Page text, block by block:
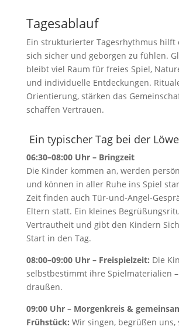
Tagesablauf
Ein strukturierter Tagesrhythmus hilft
sich sicher und geborgen zu fühlen.
bleibt viel Raum für freies Spiel,
und individuelle Entdeckungen.
Orientierung, stärken das
schaffen Vertrauen.
Ein typischer Tag bei der
06:30–08:00 Uhr – Bringzeit
Die Kinder kommen an, werden
und können in aller Ruhe ins Spiel
Zeit finden auch Tür-und-Angel-
Eltern statt. Ein kleines
Vertrautheit und gibt den Kindern
Start in den Tag.
08:00–09:00 Uhr – Freispielzeit: Die
selbstbestimmt ihre Spielmaterialien
draußen.
09:00 Uhr – Morgenkreis &
Frühstück: Wir singen, begrüßen uns,